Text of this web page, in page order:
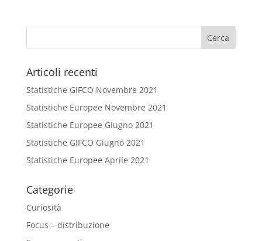
Articoli recenti
Statistiche GIFCO Novembre 2021
Statistiche Europee Novembre 2021
Statistiche Europee Giugno 2021
Statistiche GIFCO Giugno 2021
Statistiche Europee Aprile 2021
Categorie
Curiosità
Focus – distribuzione